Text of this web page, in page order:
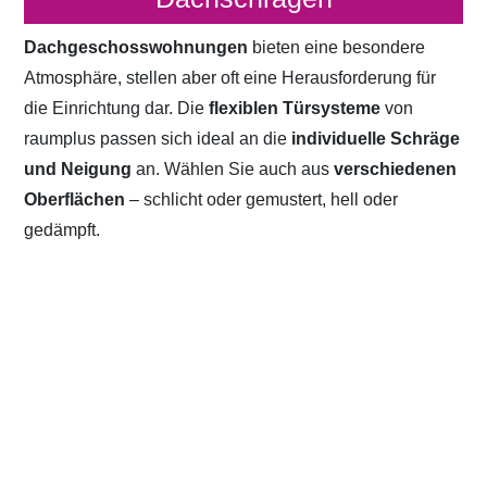
Dachgeschosswohnungen bieten eine besondere
Atmosphäre, stellen aber oft eine Herausforderung für
die Einrichtung dar. Dieflexiblen Türsystemevon
raumplus passen sich ideal an die individuelle Schräge
und Neigung an. Wählen Sie auch ausverschiedenen
Oberflächen – schlicht oder gemustert, hell oder
gedämpft.